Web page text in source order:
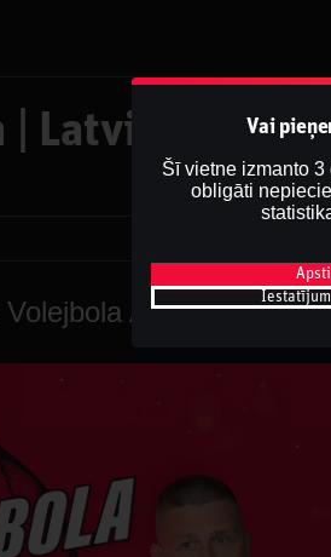
Latvijas
Apskats #4
Vai
Šī vietne izmanto
obligāti